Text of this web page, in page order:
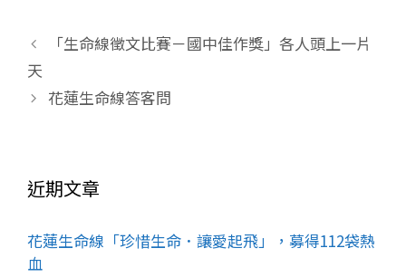
「生命線徵文比賽－國中佳作獎」各人頭上一片
天
花蓮生命線答客問
近期文章
花蓮生命線「珍惜生命．讓愛起飛」，募得112袋熱
血